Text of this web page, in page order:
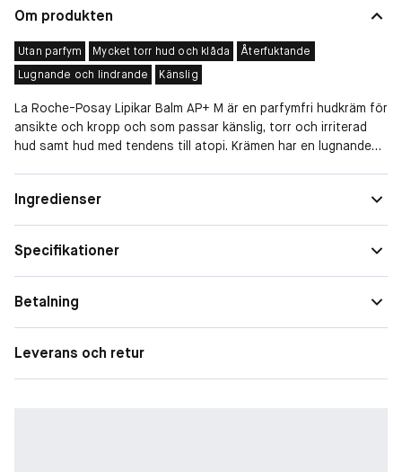
Om produkten
Utan parfym Mycket torr hud och klåda
Återfuktande
Lugnande och lindrande
Känslig
La Roche-Posay Lipikar Balm AP+ M är en parfymfri hudkräm för
ansikte och kropp och som passar känslig, torr och irriterad
hud samt hud med tendens till atopi. Krämen har en lugnande
Posae + Microrésyl) kombinerat med intensivt lugnande
thermalvatten, vårdar huden och balanserar dess mikrobiom.
Denna lugnande hudkräm som förbättrar och stabiliserar
hudens naturliga skyddsbarriär passar alla, från 3 månaders
ålder till vuxen. Använd en gång dagligen på ansikte och kropp,
punktbehandling vid kliande orsakat av torr hud.
Speciella
behov
Torr hud och klåda
Ingredienser
Specifikationer
Betalning
Leverans och retur